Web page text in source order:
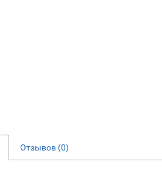
Отзывов (0)